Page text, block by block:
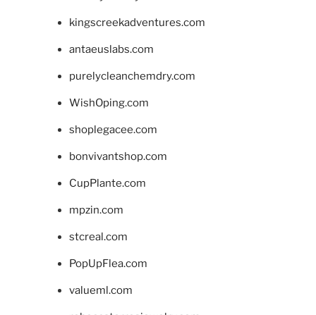
kingscreekadventures.com
antaeuslabs.com
purelycleanchemdry.com
WishOping.com
shoplegacee.com
bonvivantshop.com
CupPlante.com
mpzin.com
stcreal.com
PopUpFlea.com
valueml.com